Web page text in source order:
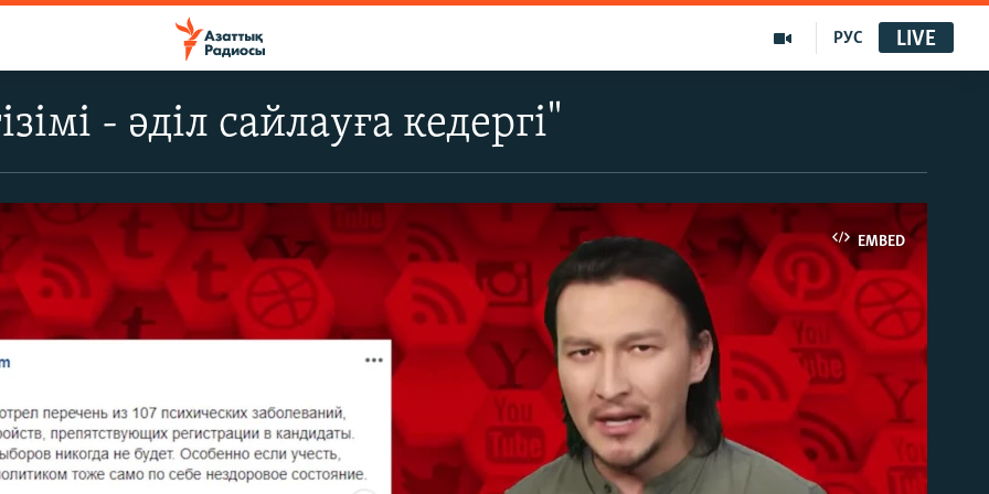
РУС LIVE
- әділ сайлауға кедергі"
EMBED